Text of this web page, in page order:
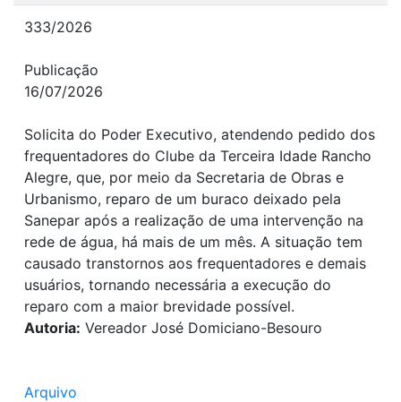
333/2026
Publicação
16/07/2026
Solicita do Poder Executivo, atendendo pedido dos
frequentadores do Clube da Terceira Idade Rancho
Alegre, que, por meio da Secretaria de Obras e
Urbanismo, reparo de um buraco deixado pela
Sanepar após a realização de uma intervenção na
rede de água, há mais de um mês. A situação tem
causado transtornos aos frequentadores e demais
usuários, tornando necessária a execução do
reparo com a maior brevidade possível.
Autoria: Vereador José Domiciano-Besouro
Arquivo